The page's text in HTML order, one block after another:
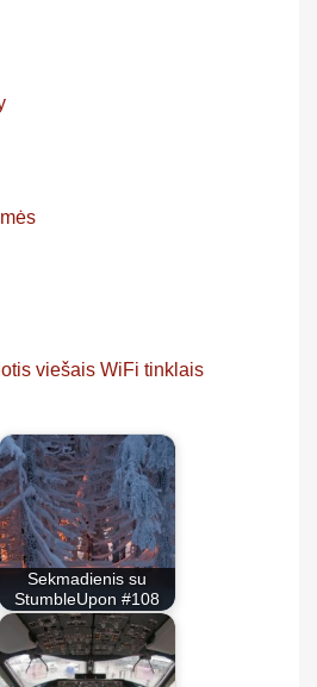
viešais WiFi tinklais
Sekmadienis su
StumbleUpon #108